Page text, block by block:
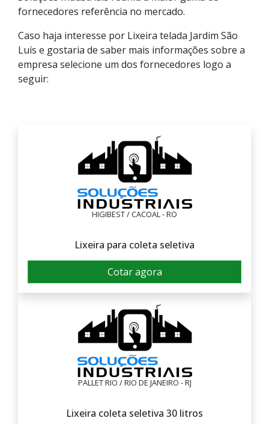
fornecedores referência no mercado.
Caso haja interesse por Lixeira telada Jardim São
Luís e gostaria de saber mais informações sobre a
empresa selecione um dos fornecedores logo a
seguir:
HIGIBEST / CACOAL - RO
Lixeira para coleta seletiva
Cotar agora
PALLET RIO / RIO DE JANEIRO - RJ
Lixeira coleta seletiva 30 litros